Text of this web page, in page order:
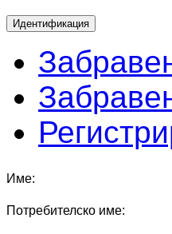
Име:
Потребителско име: